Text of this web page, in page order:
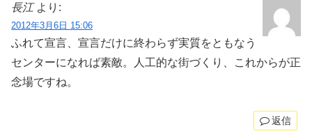
長江 より:
2012年3月6日 15:06
ふれて宣言、宣言だけに終わらず実質をともなう
センターになれば素敵。人工的な街づくり、これからが正
念場ですね。
返信